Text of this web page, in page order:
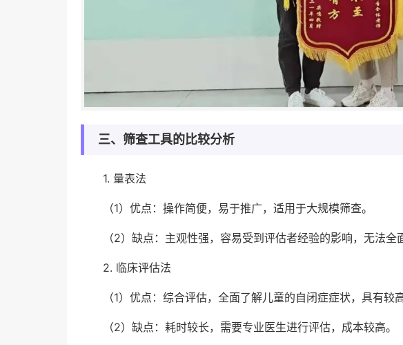
三、筛查工具的比较分析
1. 量表法
（1）优点：操作简便，易于推广，适用于大规模筛查。
（2）缺点：主观性强，容易受到评估者经验的影响，无法全
2. 临床评估法
（1）优点：综合评估，全面了解儿童的自闭症症状，具有较
（2）缺点：耗时较长，需要专业医生进行评估，成本较高。